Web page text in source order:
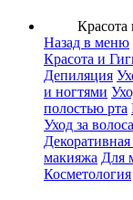
Красота
Назад в меню
Красота и
Депиляция
и ногтями
полостью рта
Уход за
макияжа Для
Косметология